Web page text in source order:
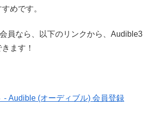
めです。
員なら、以下のリンクから、Audible3
ます！
- Audible (オーディブル) 会員登録